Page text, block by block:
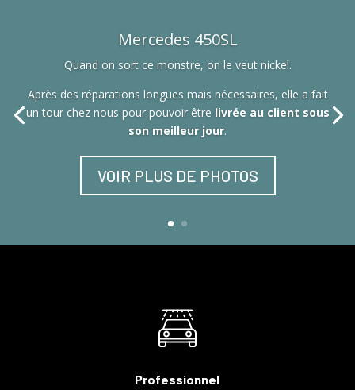
Mercedes 450SL
Quand on sort ce monstre, on le veut nickel.
Après des réparations longues mais nécessaires, elle a fait
un tour chez nous pour pouvoir être livrée au client sous
son meilleur jour.
VOIR PLUS DE PHOTOS
Professionnel